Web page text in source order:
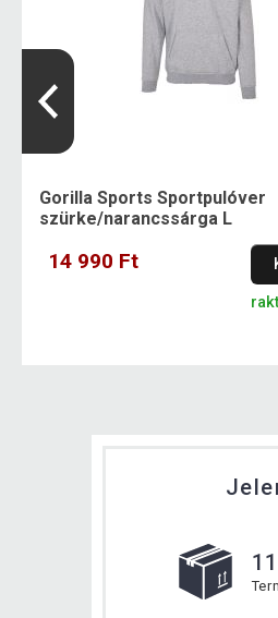
Gorilla Sports Sportpulóver
szürke/narancssárga L
14 990 Ft